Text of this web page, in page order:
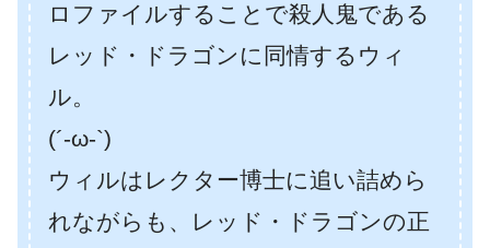
ロファイルすることで殺人鬼である
レッド・ドラゴンに同情するウィ
ル。
(´-ω-`)
ウィルはレクター博士に追い詰めら
れながらも、レッド・ドラゴンの正